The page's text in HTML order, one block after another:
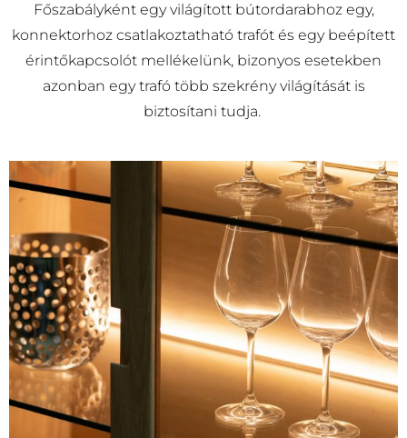
Főszabályként egy világított bútordarabhoz egy,
konnektorhoz csatlakoztatható trafót és egy beépített
érintőkapcsolót mellékelünk, bizonyos esetekben
azonban egy trafó több szekrény világítását is
biztosítani tudja.